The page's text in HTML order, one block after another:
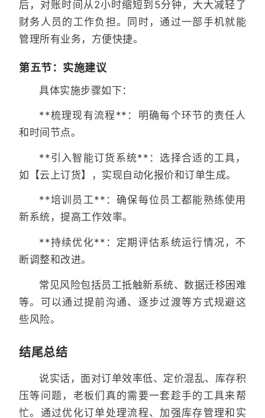
后，对账时间从2小时缩短到5分钟，大大减轻了
财务人员的工作负担。同时，通过一部手机就能
管理所有业务，方便快捷。
第五节：实施建议
具体实施步骤如下：
**梳理现有流程**：明确每个环节的责任人
和时间节点。
**引入智能订货系统**：选择合适的工具，
如【云上订货】，实现自动化报价和订单生成。
**培训员工**：确保每位员工都能熟练使用
新系统，提高工作效率。
**持续优化**：定期评估系统运行情况，不
断调整和改进。
常见风险包括员工抵触新系统、数据迁移困难
等。可以通过提前沟通、逐步过渡等方式规避这
些风险。
结尾总结
说实话，面对订单效率低、定价混乱、库存积
压等问题，老板们真的需要一套趁手的工具来帮
忙。通过优化订单处理流程、加强库存管理和实